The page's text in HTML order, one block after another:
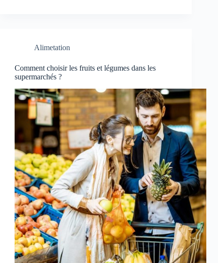
Alimetation
Comment choisir les fruits et légumes dans les
supermarchés ?